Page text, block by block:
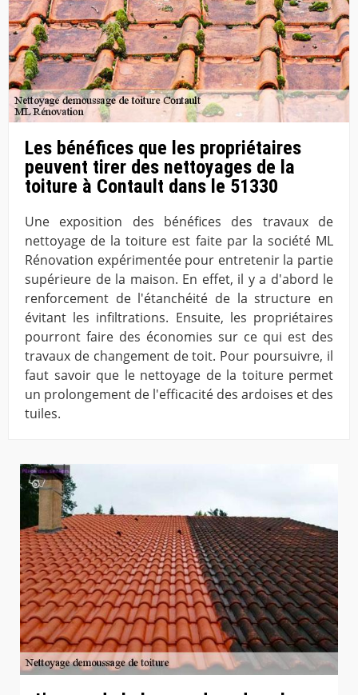
Les bénéfices que les propriétaires
peuvent tirer des nettoyages de la
toiture à Contault dans le 51330
Une exposition des bénéfices des travaux de
nettoyage de la toiture est faite par la société ML
Rénovation expérimentée pour entretenir la partie
supérieure de la maison. En effet, il y a d'abord le
renforcement de l'étanchéité de la structure en
évitant les infiltrations. Ensuite, les propriétaires
pourront faire des économies sur ce qui est des
travaux de changement de toit. Pour poursuivre, il
faut savoir que le nettoyage de la toiture permet
un prolongement de l'efficacité des ardoises et des
tuiles.